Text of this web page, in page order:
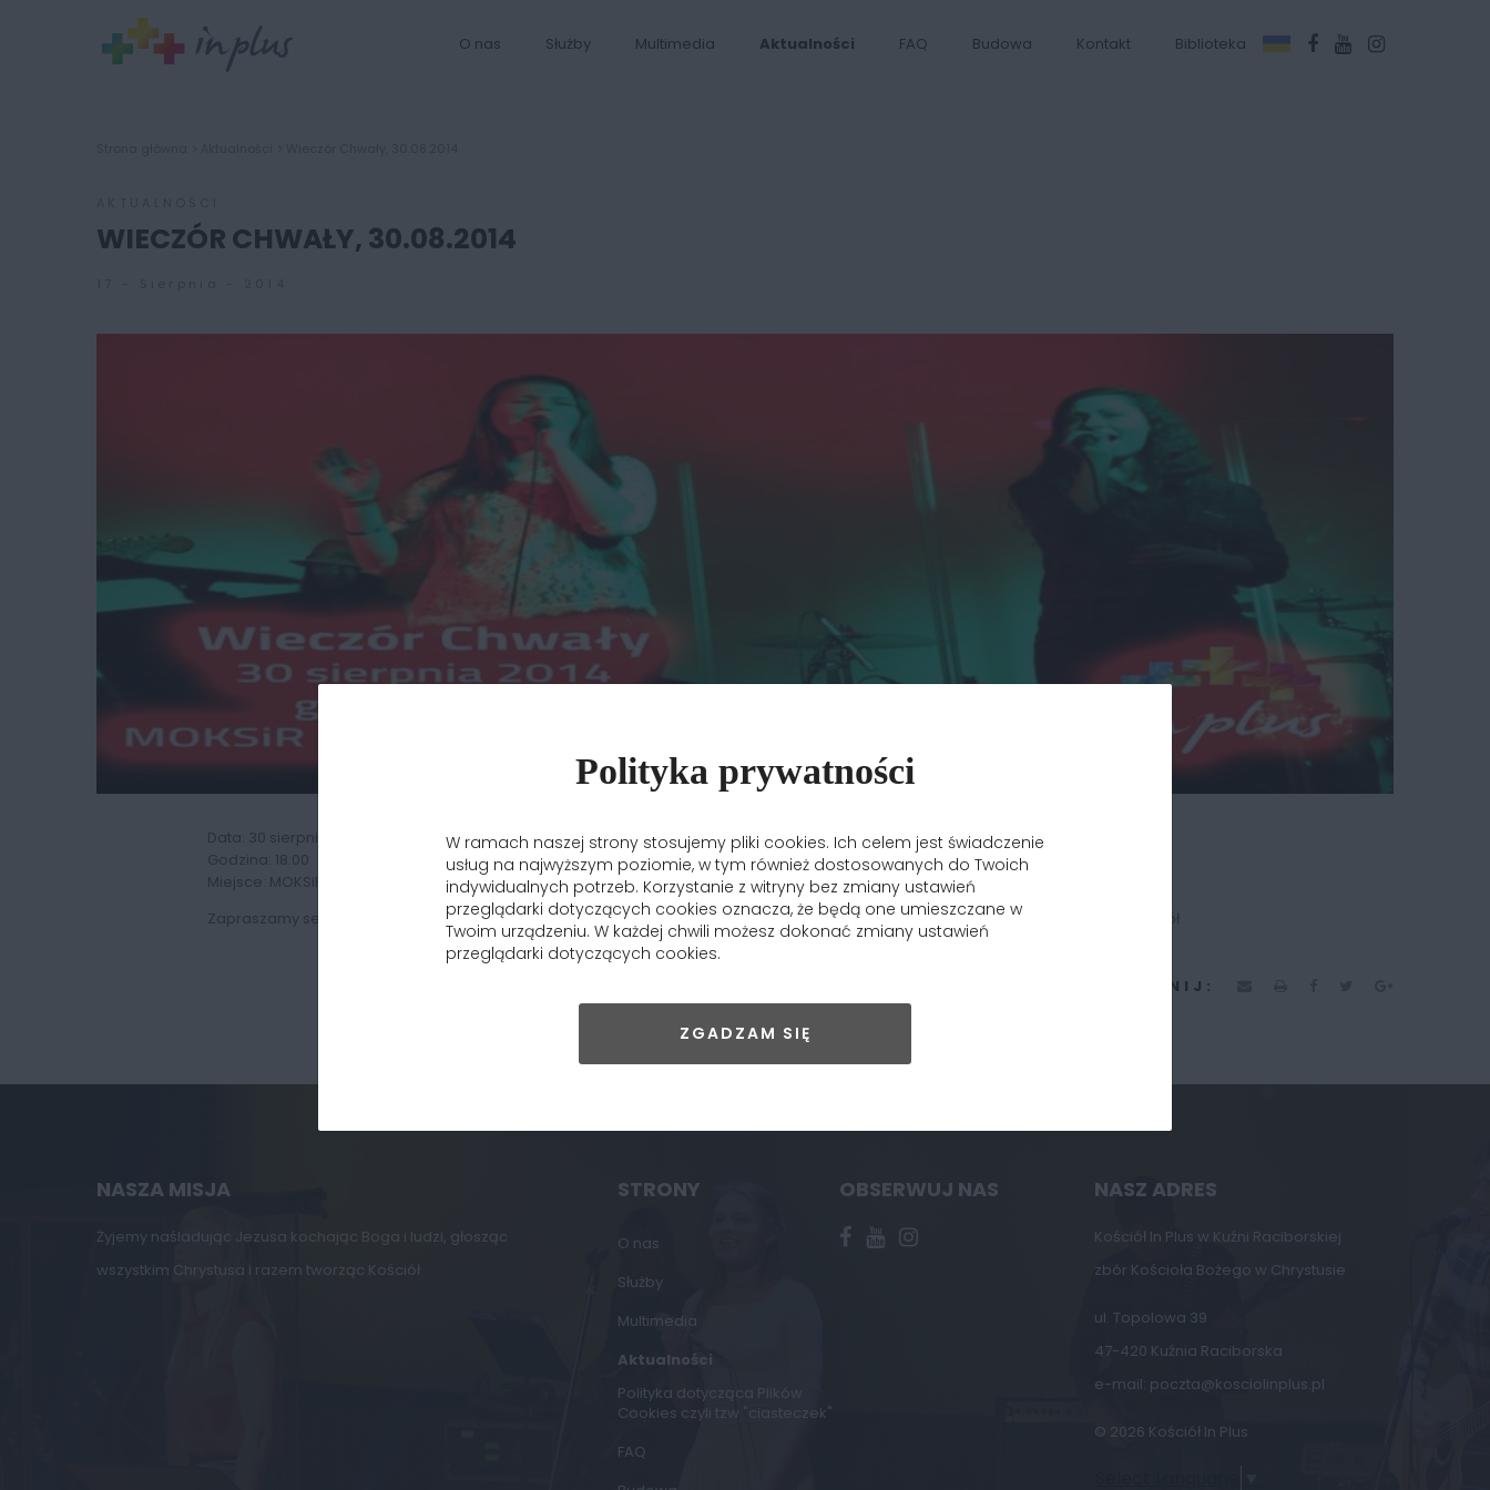
O nas Służby Multimedia Aktualności FAQ Budowa Kontakt Biblioteka
WIECZÓR CHWAŁY, 30.08.2014
Data: 30 sierpnia 2014 r.
Godzina: 18:00
Miejsce: MOKSiR Kuźnia Raciborska
Zapraszamy serdecznie na wieczór pełen modlitwy, uwielbienia naszego Pana Jezusa Chrystusa oraz super czasu w gronie przyjaciół
UDOSTĘPNIJ:
NASZA MISJA
Żyjemy naśladując Jezusa kochając Boga i ludzi, głosząc
wszystkim Chrystusa i razem tworząc Kościół
STRONY
O nas
Służby
Multimedia
Aktualności
Polityka dotycząca Plików
Cookies czyli tzw "ciasteczek"
FAQ
OBSERWUJ NAS NASZ ADRES
Kościół In Plus w Kuźni Raciborskiej
zbór Kościoła Bożego w Chrystusie
ul. Topolowa 39
47-420 Kuźnia Raciborska
e-mail: poczta@kosciolinplus.pl
© 2026 Kościół In Plus
Polityka prywatności
W ramach naszej strony stosujemy pliki cookies. Ich celem jest świadczenie
usług na najwyższym poziomie, w tym również dostosowanych do Twoich
indywidualnych potrzeb. Korzystanie z witryny bez zmiany ustawień
przeglądarki dotyczących cookies oznacza, że będą one umieszczane w
Twoim urządzeniu. W każdej chwili możesz dokonać zmiany ustawień
przeglądarki dotyczących cookies.
ZGADZAM SIĘ